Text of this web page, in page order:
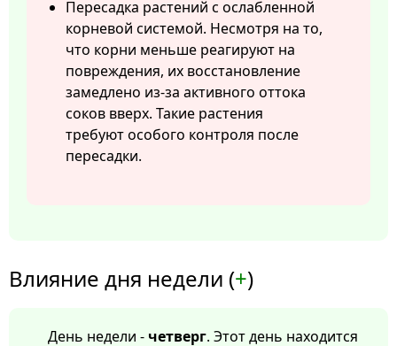
Пересадка растений с ослабленной
корневой системой. Несмотря на то,
что корни меньше реагируют на
повреждения, их восстановление
замедлено из-за активного оттока
соков вверх. Такие растения
требуют особого контроля после
пересадки.
Влияние дня недели (+)
День недели - четверг. Этот день находится